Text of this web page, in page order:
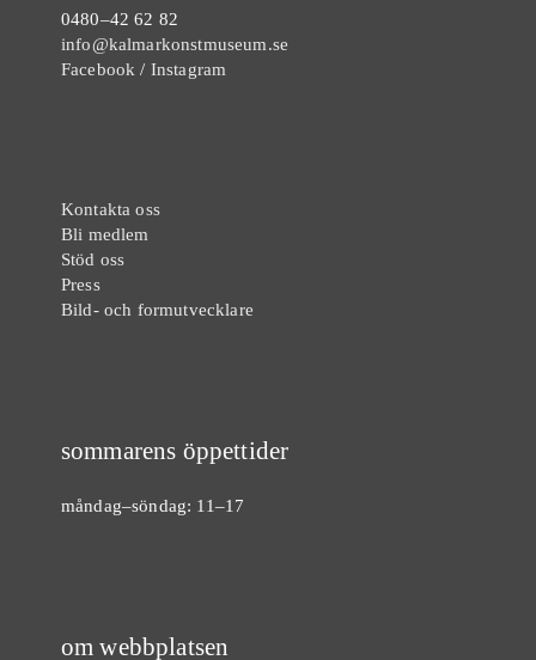
0480–42 62 82
info@kalmarkonstmuseum.se
Facebook / Instagram
Kontakta oss
Bli medlem
Stöd oss
Press
Bild- och formutvecklare
sommarens öppettider
måndag–söndag: 11–17
om webbplatsen